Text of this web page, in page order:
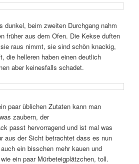
dunkel, beim zweiten Durchgang nahm
früher aus dem Ofen. Die Kekse duften
raus nimmt, sie sind schön knackig,
die helleren haben einen deutlich
aber keinesfalls schadet.
paar üblichen Zutaten kann man
zaubern, der
passt hervorragend und ist mal was
aus der Sicht betrachtet dass es nun
ein bisschen mehr kauen und
ein paar Mürbeteigplätzchen, toll.